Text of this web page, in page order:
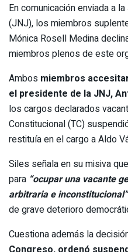
En comunicación enviada a
(JNJ), los miembros
Mónica Rosell Medina
miembros plenos de este
Ambos miembros
el presidente de la JNJ,
los cargos declarados
Constitucional (TC)
restituía en el cargo a Aldo
Siles señala en su misiva
para “ocupar una vacante
arbitraria e
de grave deterioro
Cuestiona además la